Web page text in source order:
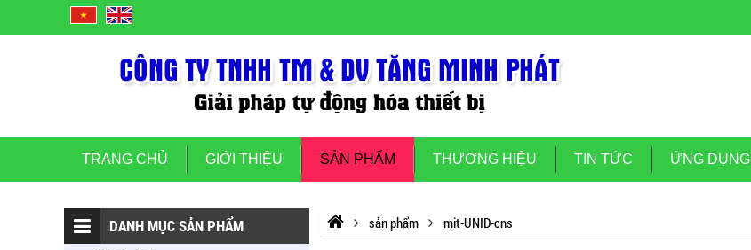
TRANG CHỦ GIỚI THIỆU SẢN PHẨM THƯƠNG HIỆU TIN TỨC ỨNG DỤNG
sản phẩm mit-UNID-cns
DANH MỤC SẢN PHẨM